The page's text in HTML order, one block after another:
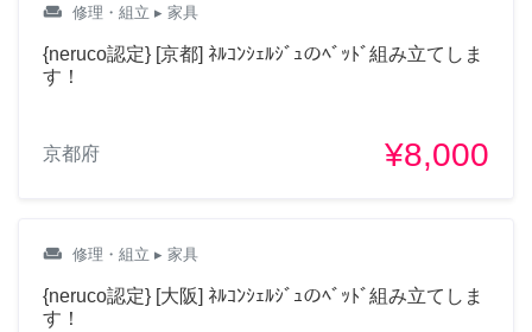
weekend 修理・組立 ▸ 家具
{neruco認定} [京都] ﾈﾙｺﾝｼｪﾙｼﾞｭのﾍﾞｯﾄﾞ組み立てしま
す！
京都府 ¥8,000
weekend 修理・組立 ▸ 家具
{neruco認定} [大阪] ﾈﾙｺﾝｼｪﾙｼﾞｭのﾍﾞｯﾄﾞ組み立てしま
す！